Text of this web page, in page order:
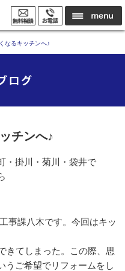
なるキッチンへ♪
ログ
チンへ♪
・掛川・菊川・袋井で
事課八木です。今回はキッ
きてしまった。この際、思
うご希望でリフォームをし